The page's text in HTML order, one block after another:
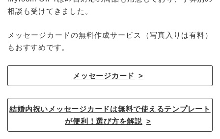
相談も受けてきました。
メッセージカードの無料作成サービス（写真入りは有料）
もおすすめです。
メッセージカード
結婚内祝いメッセージカードは無料で使えるテンプレート
が便利！選び方を解説